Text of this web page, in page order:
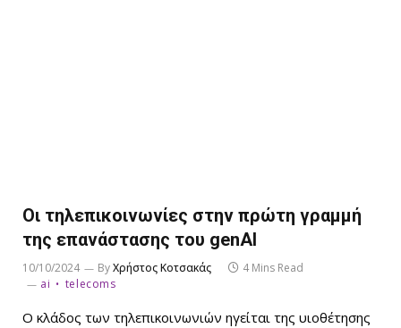
Οι τηλεπικοινωνίες στην πρώτη γραμμή
της επανάστασης του genAI
10/10/2024 ByΧρήστος Κοτσακάς
4 Mins Read
ai
telecoms
Ο κλάδος των τηλεπικοινωνιών ηγείται της υιοθέτησης